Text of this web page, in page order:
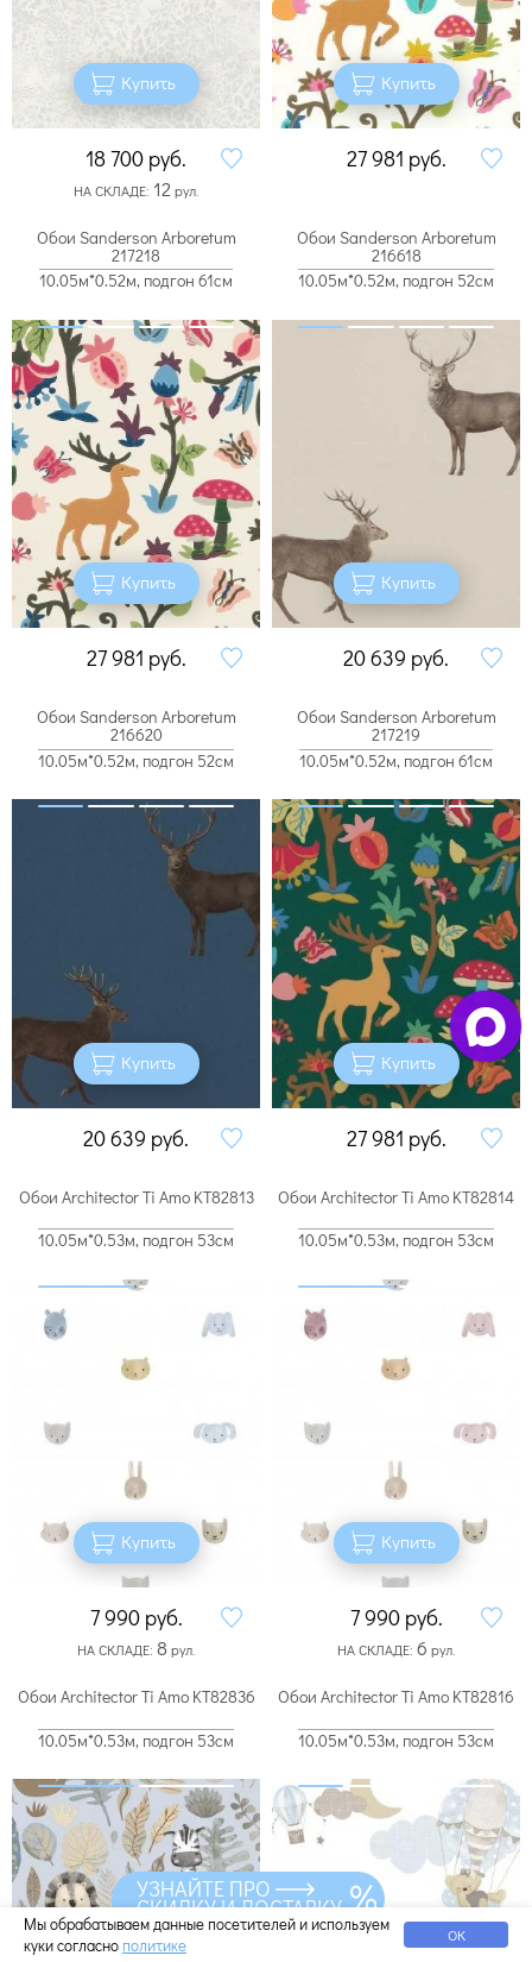
Купить
18 700 руб.
НА СКЛАДЕ: 12 рул.
Купить
27 981 руб.
Обои Sanderson Arboretum
217218
10.05м*0.52м, подгон 61см
Купить
27 981 руб.
Обои Sanderson Arboretum
216618
10.05м*0.52м, подгон 52см
Купить
20 639 руб.
Обои Sanderson Arboretum
216620
10.05м*0.52м, подгон 52см
Купить
20 639 руб.
Обои Sanderson Arboretum
217219
10.05м*0.52м, подгон 61см
Купить
27 981 руб.
Обои Architector Ti Amo KT82813
10.05м*0.53м, подгон 53см
Купить
7 990 руб.
НА СКЛАДЕ: 8 рул.
Обои Architector Ti Amo KT82814
10.05м*0.53м, подгон 53см
Купить
7 990 руб.
НА СКЛАДЕ: 6 рул.
Обои Architector Ti Amo KT82836
10.05м*0.53м, подгон 53см
Обои Architector Ti Amo KT82816
10.05м*0.53м, подгон 53см
Мы обрабатываем данные посетителей и используем
куки согласно политике ОК
УЗНАЙТЕ ПРО
СКИДКУ И ДОСТАВКУ